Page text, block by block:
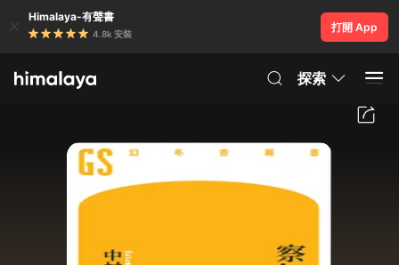
Himalaya-有聲書
4.8k 安裝
打開 App
探索